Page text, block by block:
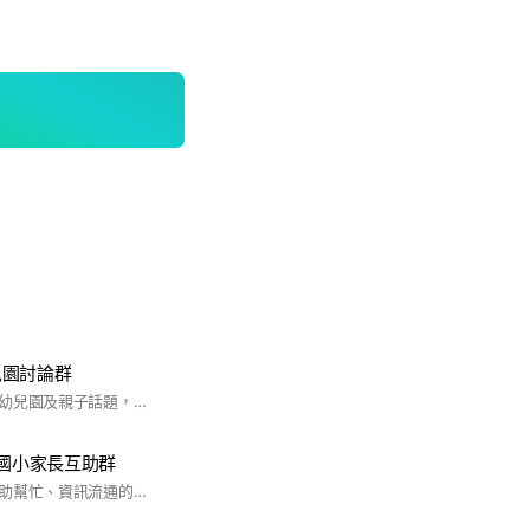
討論群
歡迎討論北屯托嬰及幼兒園及親子話題，另外群內不販售及廣告任何對自己營利性質之物品和課程，不聽勸告違者剔除！！
小家長互助群
希望提供一個大家互助幫忙、資訊流通的平台，一起關心孩子們❤️